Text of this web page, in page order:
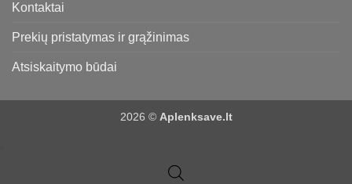
Kontaktai
Prekių pristatymas ir grąžinimas
Atsiskaitymo būdai
2026 © Aplenksave.lt